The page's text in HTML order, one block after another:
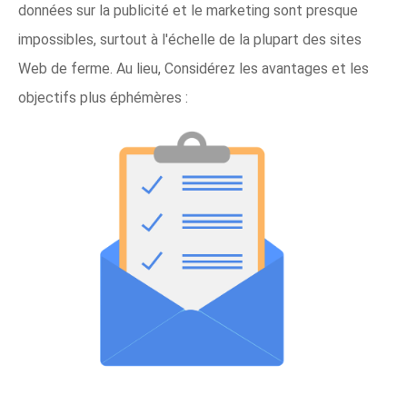
données sur la publicité et le marketing sont presque
impossibles, surtout à l'échelle de la plupart des sites
Web de ferme. Au lieu, Considérez les avantages et les
objectifs plus éphémères :